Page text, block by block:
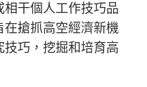
干個人工作技巧品
在搶抓高空經濟新機
巧，挖掘和培育高